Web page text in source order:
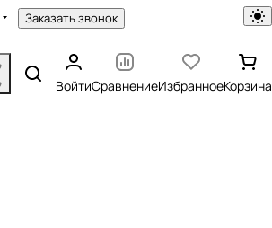
Заказать звонок
ВойтиСравнениеИзбранноеКорзина